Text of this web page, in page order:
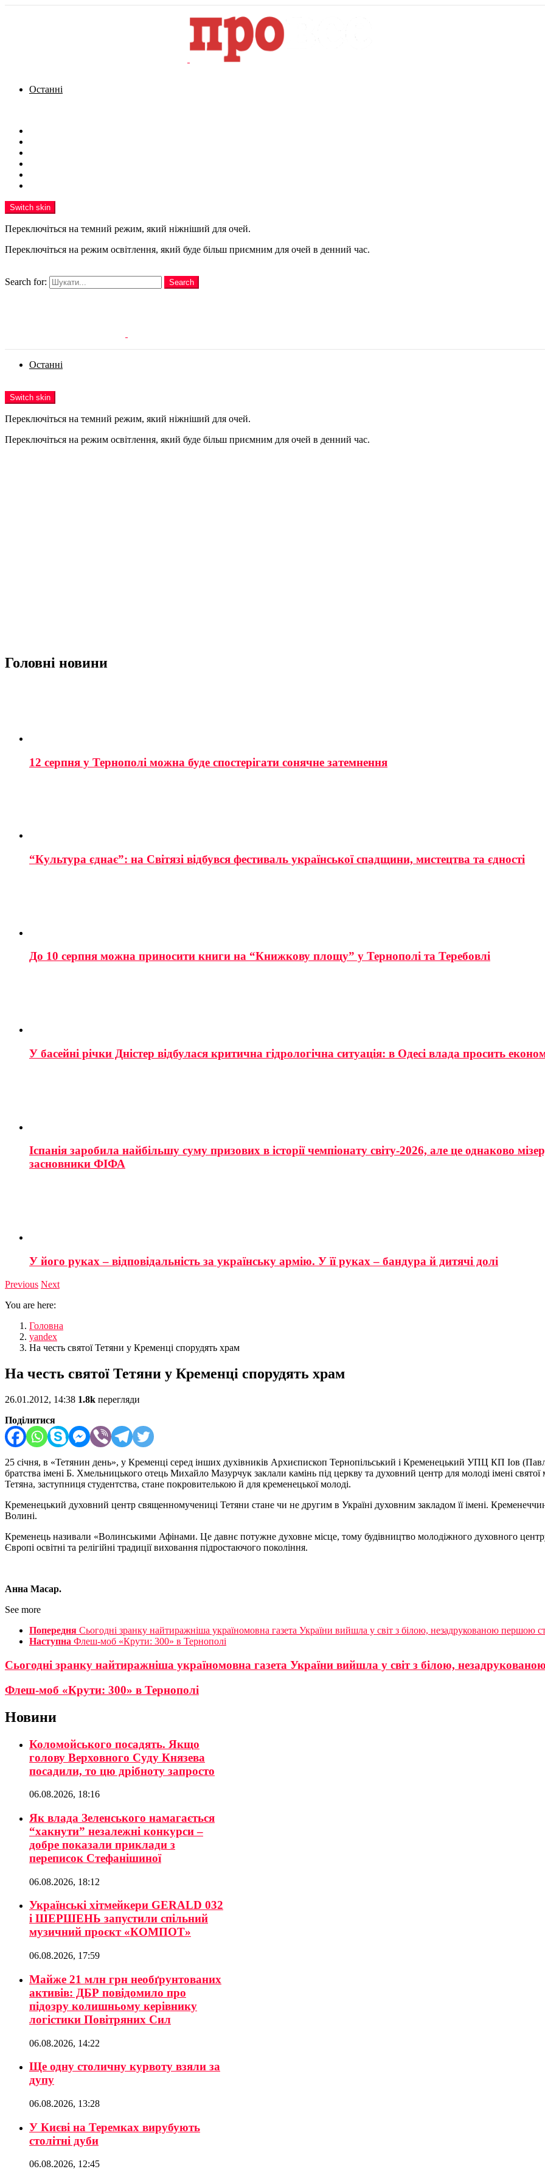
Останні
Switch skin
Переключіться на темний режим, який ніжніший для очей.
Переключіться на режим освітлення, який буде більш приємним для очей в денний час.
Search for:
Search
Останні
Switch skin
Переключіться на темний режим, який ніжніший для очей.
Переключіться на режим освітлення, який буде більш приємним для очей в денний час.
Головні новини
12 серпня у Тернополі можна буде спостерігати сонячне затемнення
“Культура єднає”: на Світязі відбувся фестиваль української спадщини, мистецтва та єдності
До 10 серпня можна приносити книги на “Книжкову площу” у Тернополі та Теребовлі
У басейні річки Дністер відбулася критична гідрологічна ситуація: в Одесі влада просить
Іспанія заробила найбільшу суму призових в історії чемпіонату світу-2026, але це однаково
засновники ФІФА
У його руках – відповідальність за українську армію. У її руках – бандура й дитячі долі
Previous Next
You are here:
Головна
yandex
На честь святої Тетяни у Кременці спорудять храм
На честь святої Тетяни у Кременці спорудять храм
26.01.2012, 14:38 1.8k перегляди
Поділитися
25 січня, в «Тетянин день», у Кременці серед інших духівників Архиєпископ Тернопільський і Кременецький УПЦ КП Іов
братства імені Б. Хмельницького отець Михайло Мазурчук заклали камінь під церкву та духовний центр для молоді імені
Тетяна, заступниця студентства, стане покровителькою й для кременецької молоді.
Кременецький духовний центр священномучениці Тетяни стане чи не другим в Україні духовним закладом її імені.
Волині.
Кременець називали «Волинськими Афінами. Це давнє потужне духовне місце, тому будівництво молодіжного духовного
Європі освітні та релігійні традиції виховання підростаючого покоління.
Анна Масар.
See more
Попередня Сьогоднi зранку найтиражнiша україномовна газета України вийшла у свiт з бiлою, незадрукованою першою
Наступна Флеш-моб «Крути: 300» в Тернополі
Сьогоднi зранку найтиражнiша україномовна газета України вийшла у свiт з бiлою,
Флеш-моб «Крути: 300» в Тернополі
Новини
Коломойського посадять. Якщо
голову Верховного Суду Князева
посадили, то цю дрібноту запросто
06.08.2026, 18:16
Як влада Зеленського намагається
“хакнути” незалежні конкурси –
добре показали приклади з
переписок Стефанішиної
06.08.2026, 18:12
Українські хітмейкери GERALD 032
і ШЕРШЕНЬ запустили спільний
музичний проєкт «КОМПОТ»
06.08.2026, 17:59
Майже 21 млн грн необґрунтованих
активів: ДБР повідомило про
підозру колишньому керівнику
логістики Повітряних Сил
06.08.2026, 14:22
Ще одну столичну курвоту взяли за
дупу
06.08.2026, 13:28
У Києві на Теремках вирубують
столітні дуби
06.08.2026, 12:45